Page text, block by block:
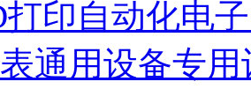
打印自动化电
通用设备专用